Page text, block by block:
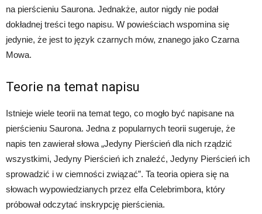
na pierścieniu Saurona. Jednakże, autor nigdy nie podał
dokładnej treści tego napisu. W powieściach wspomina się
jedynie, że jest to język czarnych mów, znanego jako Czarna
Mowa.
Teorie na temat napisu
Istnieje wiele teorii na temat tego, co mogło być napisane na
pierścieniu Saurona. Jedna z popularnych teorii sugeruje, że
napis ten zawierał słowa „Jedyny Pierścień dla nich rządzić
wszystkimi, Jedyny Pierścień ich znaleźć, Jedyny Pierścień ich
sprowadzić i w ciemności związać”. Ta teoria opiera się na
słowach wypowiedzianych przez elfa Celebrimbora, który
próbował odczytać inskrypcję pierścienia.